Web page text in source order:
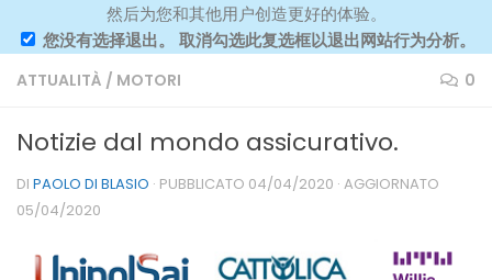
然后为您和其他用户创造更好的体验。
您没有选择退出。 取消勾选此复选框以退出网站行为分析。
ATTUALITÀ / MOTORI 0
Notizie dal mondo assicurativo.
DI PAOLO DI BLASIO · PUBBLICATO 04/04/2020 · AGGIORNATO
05/04/2020